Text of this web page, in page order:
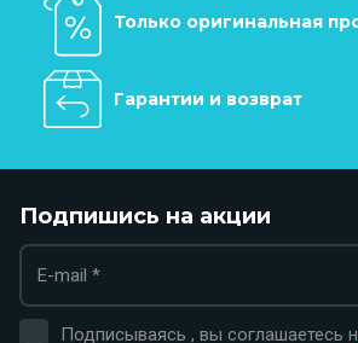
Только оригинальная
Гарантии и возврат
Подпишись на акции
Подписываясь , вы соглашаетесь